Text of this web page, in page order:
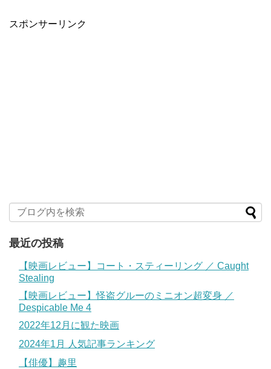
スポンサーリンク
最近の投稿
【映画レビュー】コート・スティーリング ／ Caught
Stealing
【映画レビュー】怪盗グルーのミニオン超変身 ／
Despicable Me 4
2022年12月に観た映画
2024年1月 人気記事ランキング
【俳優】趣里